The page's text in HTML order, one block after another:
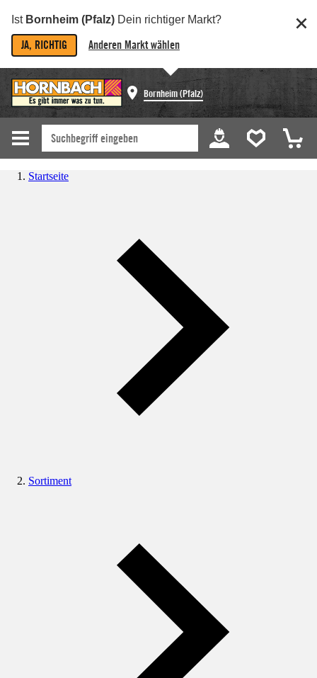
Ist Bornheim (Pfalz) Dein richtiger Markt?
JA, RICHTIG Anderen Markt wählen
Bornheim (Pfalz)
Startseite
Sortiment